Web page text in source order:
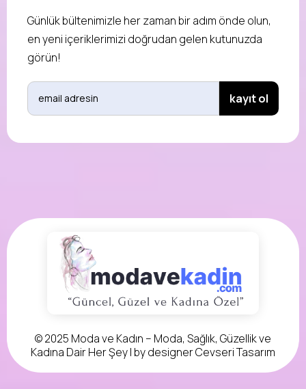
Günlük bültenimizle her zaman bir adım önde olun,
en yeni içeriklerimizi doğrudan gelen kutunuzda
görün!
© 2025 Moda ve Kadın – Moda, Sağlık, Güzellik ve
Kadına Dair Her Şey | by designerCevseri Tasarım